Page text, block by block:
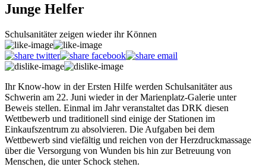
Junge Helfer
Schulsanitäter zeigen wieder ihr Können
Ihr Know-how in der Ersten Hilfe werden Schulsanitäter aus
Schwerin am 22. Juni wieder in der Marienplatz-Galerie unter
Beweis stellen. Einmal im Jahr veranstaltet das DRK diesen
Wettbewerb und traditionell sind einige der Stationen im
Einkaufszentrum zu absolvieren. Die Aufgaben bei dem
Wettbewerb sind viefältig und reichen von der Herzdruckmassage
über die Versorgung von Wunden bis hin zur Betreuung von
Menschen, die unter Schock stehen.